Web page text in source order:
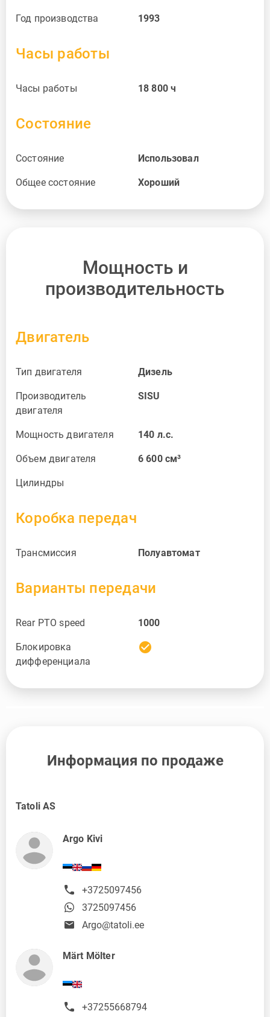
Год производства 1993
Часы работы
Часы работы 18 800ч
Состояние
Состояние Использовал
Общее состояние Хороший
Мощность и
производительность
Двигатель
Тип двигателя Дизель
Производитель
двигателя
SISU
Мощность двигателя 140 л.с.
Объем двигателя 6 600 см³
Цилиндры
Коробка передач
Трансмиссия Полуавтомат
Варианты передачи
Rear PTO speed 1000
Блокировка
дифференциала
check_circle
Информация по продаже
Tatoli AS
Argo Kivi
+3725097456
3725097456
Argo@tatoli.ee
Märt Mölter
+37255668794